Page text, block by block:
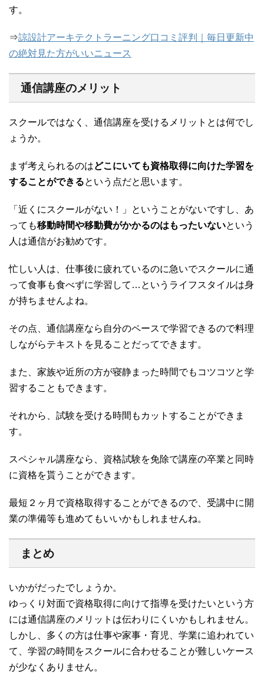
す。
⇒諒設計アーキテクトラーニング口コミ評判｜毎日更新中
の絶対見た方がいいニュース
通信講座のメリット
スクールではなく、通信講座を受けるメリットとは何でし
ょうか。
まず考えられるのはどこにいても資格取得に向けた学習を
することができるという点だと思います。
「近くにスクールがない！」ということがないですし、あ
っても移動時間や移動費がかかるのはもったいないという
人は通信がお勧めです。
忙しい人は、仕事後に疲れているのに急いでスクールに通
って食事も食べずに学習して…というライフスタイルは身
が持ちませんよね。
その点、通信講座なら自分のペースで学習できるので料理
しながらテキストを見ることだってできます。
また、家族や近所の方が寝静まった時間でもコツコツと学
習することもできます。
それから、試験を受ける時間もカットすることができま
す。
スペシャル講座なら、資格試験を免除で講座の卒業と同時
に資格を貰うことができます。
最短２ヶ月で資格取得することができるので、受講中に開
業の準備等も進めてもいいかもしれませんね。
まとめ
いかがだったでしょうか。
ゆっくり対面で資格取得に向けて指導を受けたいという方
には通信講座のメリットは伝わりにくいかもしれません。
しかし、多くの方は仕事や家事・育児、学業に追われてい
て、学習の時間をスクールに合わせることが難しいケース
が少なくありません。